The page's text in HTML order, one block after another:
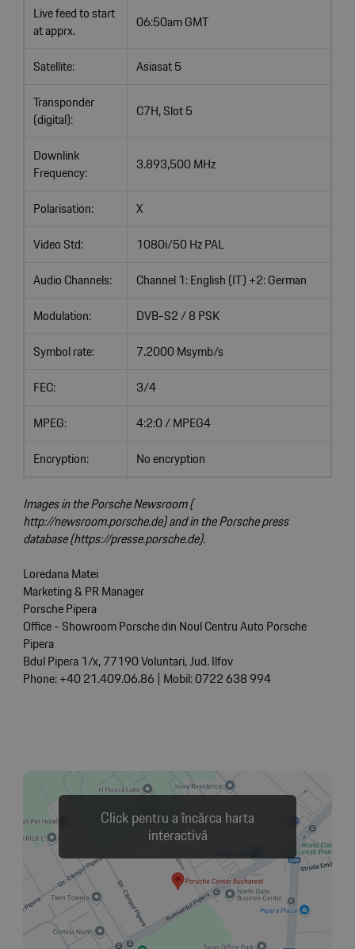
Live feed to start
at apprx.
06:50am GMT
Satellite:
Asiasat 5
Transponder
(digital):
C7H, Slot 5
Downlink
Frequency:
3.893,500 MHz
Polarisation:
X
Video Std:
1080i/50 Hz PAL
Audio Channels:
Channel 1: English (IT) +2: German
Modulation:
DVB-S2 / 8 PSK
Symbol rate:
7.2000 Msymb/s
FEC:
3/4
MPEG:
4:2:0 / MPEG4
Encryption:
No encryption
Images in the Porsche Newsroom (
http://newsroom.porsche.de) and in the Porsche press
database(https://presse.porsche.de).
Loredana Matei
Marketing & PR Manager
Porsche Pipera
Office - Showroom Porsche din Noul Centru Auto Porsche
Pipera
Bdul Pipera 1/x, 77190 Voluntari, Jud. Ilfov
Phone: +40 21.409.06.86 | Mobil: 0722 638 994
Click pentru a încărca harta
interactivă